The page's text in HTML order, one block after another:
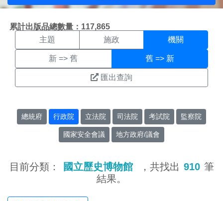
累計出版品總數量：117,865
機關搜尋結果頁面
主題 施政 機關
新 => 舊 舊 => 新
匯出查詢
總統府 行政院 立法院 司法院 考試院 監察院
國家安全會議 地方政府/議會
目前分類： 國立歷史博物館 ，共找出 910 筆
結果。